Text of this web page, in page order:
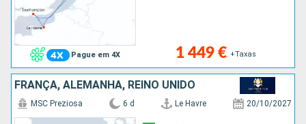
Pague em 4X 1 449 € +Taxas
FRANÇA, ALEMANHA, REINO UNIDO
MSC Preziosa 6 d Le Havre 20/10/2027